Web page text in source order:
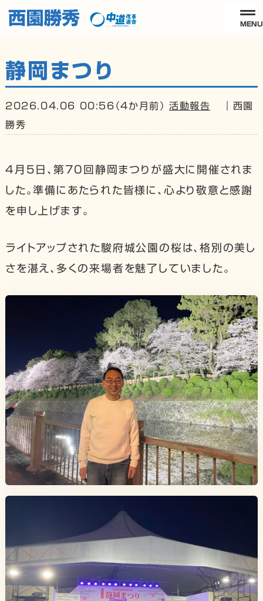
MENU
政策ビジョン
活動報告
よくある質問
ご意見・ご要望
【公式】西園勝秀 X
【公式】西園勝秀 Instagram
【公式】西園勝秀 Youtube
【公式】西園勝秀 Tiktok
【公式】西園勝秀 Facebook
静岡まつり
2026.04.06 00:56（4か月前） 活動報告
｜西園
勝秀
4月5日、第70回静岡まつりが盛大に開催されま
した。準備にあたられた皆様に、心より敬意と感謝
を申し上げます。
ライトアップされた駿府城公園の桜は、格別の美し
さを湛え、多くの来場者を魅了していました。